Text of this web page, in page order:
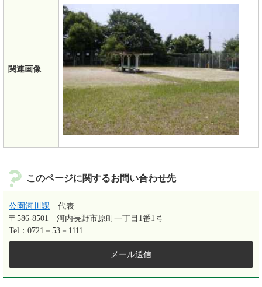
関連画像
このページに関するお問い合わせ先
公園河川課
代表
〒586-8501
河内長野市原町一丁目1番1号
Tel：0721－53－1111
メール送信